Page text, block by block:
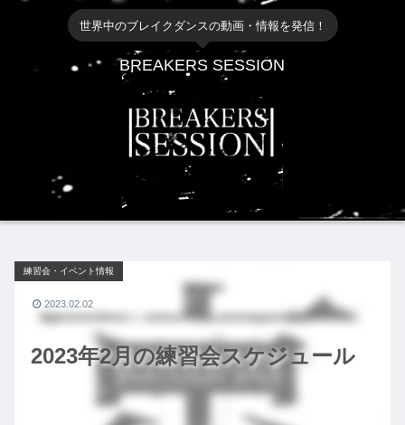
世界中のブレイクダンスの動画・情報を発信！
BREAKERS SESSION
2023年2月の練習会スケジュール
練習会・イベント情報
2023.02.02